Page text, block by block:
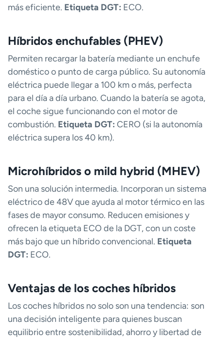
más eficiente. Etiqueta DGT: ECO.
Híbridos enchufables (PHEV)
Permiten recargar la batería mediante un enchufe
doméstico o punto de carga público. Su autonomía
eléctrica puede llegar a 100 km o más, perfecta
para el día a día urbano. Cuando la batería se agota,
el coche sigue funcionando con el motor de
combustión. Etiqueta DGT: CERO (si la autonomía
eléctrica supera los 40 km).
Microhíbridos o mild hybrid (MHEV)
Son una solución intermedia. Incorporan un sistema
eléctrico de 48V que ayuda al motor térmico en las
fases de mayor consumo. Reducen emisiones y
ofrecen la etiqueta ECO de la DGT, con un coste
más bajo que un híbrido convencional. Etiqueta
DGT: ECO.
Ventajas de los coches híbridos
Los coches híbridos no solo son una tendencia: son
una decisión inteligente para quienes buscan
equilibrio entre sostenibilidad, ahorro y libertad de